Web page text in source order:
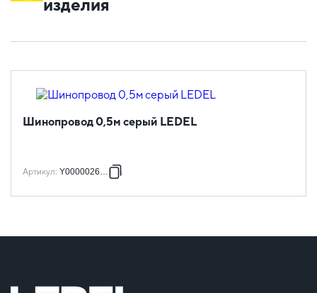
изделия
Шинопровод 0,5м серый LEDEL
Артикул: Y0000026516